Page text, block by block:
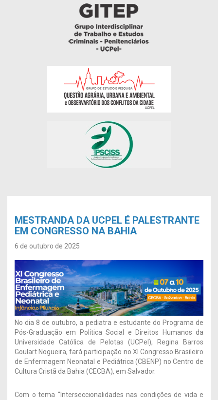
MESTRANDA DA UCPEL É PALESTRANTE
EM CONGRESSO NA BAHIA
6 de outubro de 2025
No dia 8 de outubro, a pediatra e estudante do Programa de
Pós-Graduação em Política Social e Direitos Humanos da
Universidade Católica de Pelotas (UCPel), Regina Barros
Goulart Nogueira, fará participação no XI Congresso Brasileiro
de Enfermagem Neonatal e Pediátrica (CBENP) no Centro de
Cultura Cristã da Bahia (CECBA), em Salvador.
Com o tema “Interseccionalidades nas condições de vida e